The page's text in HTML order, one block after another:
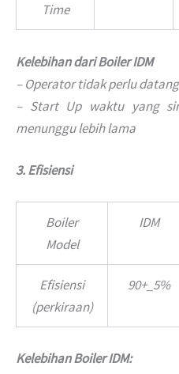
Time
Kelebihan dari Boiler IDM
– Operator tidak perlu
– Start Up waktu yang
menunggu lebih lama
3. Efisiensi
Boiler
Model
IDM
Efisiensi
(perkiraan)
90+_5%
Kelebihan Boiler IDM: